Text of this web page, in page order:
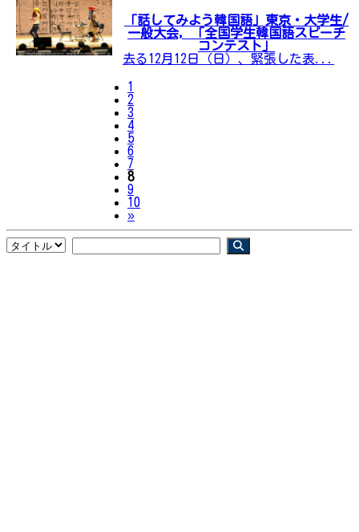
「話してみよう韓国語」東京・大学生/
一般大会, 「全国学生韓国語スピーチ
コンテスト」
去る12月12日（日）、緊張した表...
1
2
3
4
5
6
7
8
9
10
»Next